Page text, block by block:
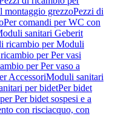
montaggio grezzoPezzi di
Per comandi per WC con
sanitari Geberit
ricambio per Moduli
per Per vasi
per Per vaso a
AccessoriModuli sanitari
per bidetPer bidet
Per bidet sospesi e a
con risciacquo, con